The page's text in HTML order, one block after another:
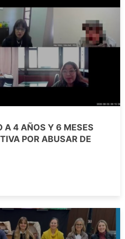
A 4 AÑOS Y 6 MESES
POR ABUSAR DE